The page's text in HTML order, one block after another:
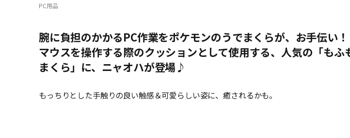
PC用品
腕に負担のかかるPC作業をポケモンのうでまくらが、お手伝い！
マウスを操作する際のクッションとして使用する、人気の「も
まくら」に、ニャオハが登場♪
もっちりとした手触りの良い触感＆可愛らしい姿に、癒されるかも。